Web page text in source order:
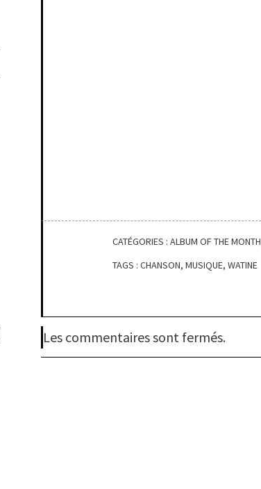
CATÉGORIES :ALBUM OF THE MONTH
TAGS :CHANSON,MUSIQUE,WATINE
Les commentaires sont fermés.